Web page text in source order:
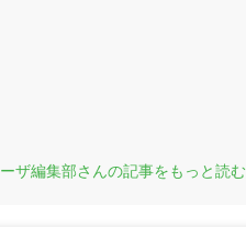
ザ編集部さんの記事をもっと読む